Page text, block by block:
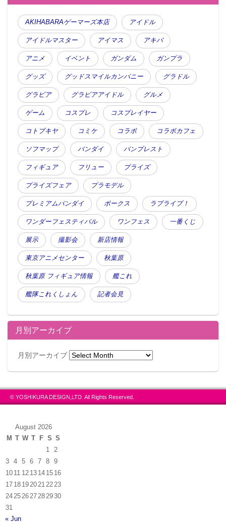
AKIHABARAゲーマーズ本店 アイドル
アイドルマスター アイマス アキバ
アニメ イベント ガンダム ガンプラ
グッズ グッドスマイルカンパニー グラドル
グラビア グラビアアイドル グルメ
ゲーム コスプレ コスプレイヤー
コトブキヤ コミケ コラボ コラボカフェ
ソフマップ バンダイ バンプレスト
フィギュア フリュー プライズ
プライズフェア プラモデル
プレミアムバンダイ ボークス ラブライブ！
ワンダーフェスティバル ワンフェス 一番くじ
展示 撮影会 新店情報
東京アニメセンター 秋葉原
秋葉原 フィギュア情報 艦これ
艦隊これくしょん 記者会見
月別アーカイブ
月別アーカイブ
© YOSHIKURA DESIGN,LTD. All Rights Reserved.
August 2026
M T W T F S S
1
2
3
4 5 6 7 8
9
10 11 12 13 14 15 16
17 18 19 20 21 22 23
24 25 26 27 28 2930
31
« Jun